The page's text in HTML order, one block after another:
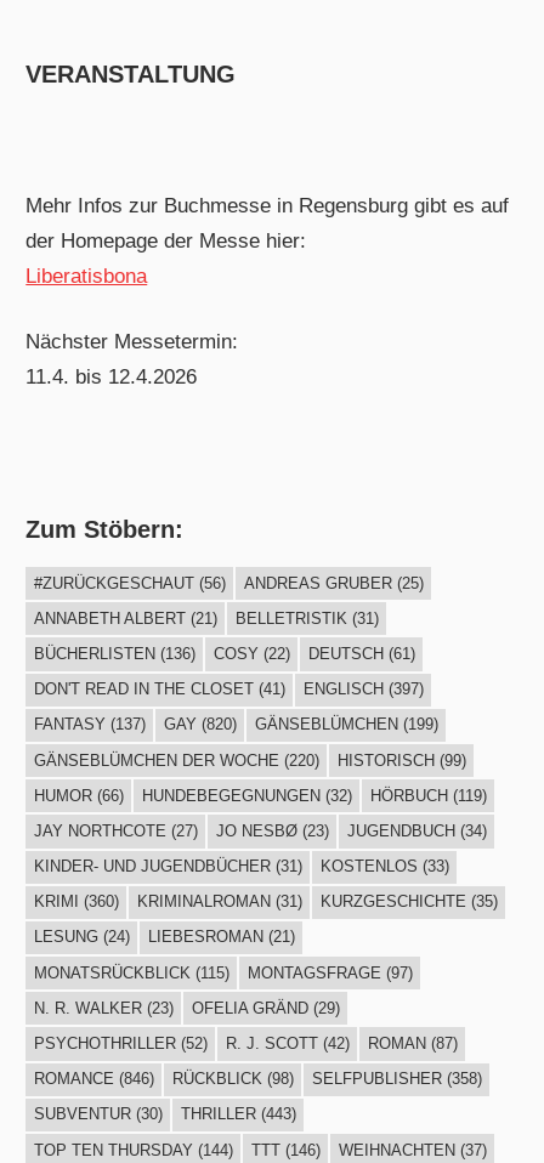
VERANSTALTUNG
Mehr Infos zur Buchmesse in Regensburg gibt es auf
der Homepage der Messe hier:
Liberatisbona
Nächster Messetermin:
11.4. bis 12.4.2026
Zum Stöbern:
#ZURÜCKGESCHAUT(56) ANDREAS GRUBER(25)
ANNABETH ALBERT(21) BELLETRISTIK (31)
BÜCHERLISTEN (136) COSY (22) DEUTSCH (61)
DON'T READ IN THE CLOSET(41) ENGLISCH (397)
FANTASY (137) GAY (820) GÄNSEBLÜMCHEN (199)
GÄNSEBLÜMCHEN DER WOCHE (220) HISTORISCH(99)
HUMOR(66) HUNDEBEGEGNUNGEN(32) HÖRBUCH(119)
JAY NORTHCOTE (27) JO NESBØ(23) JUGENDBUCH (34)
KINDER- UND JUGENDBÜCHER(31) KOSTENLOS (33)
KRIMI
(360) KRIMINALROMAN (31) KURZGESCHICHTE (35)
LESUNG(24) LIEBESROMAN (21)
MONATSRÜCKBLICK (115) MONTAGSFRAGE (97)
N. R. WALKER(23) OFELIA GRÄND(29)
PSYCHOTHRILLER(52) R. J. SCOTT(42) ROMAN (87)
ROMANCE (846) RÜCKBLICK(98) SELFPUBLISHER(358)
SUBVENTUR(30) THRILLER(443)
TOP TEN THURSDAY (144) TTT(146) WEIHNACHTEN(37)